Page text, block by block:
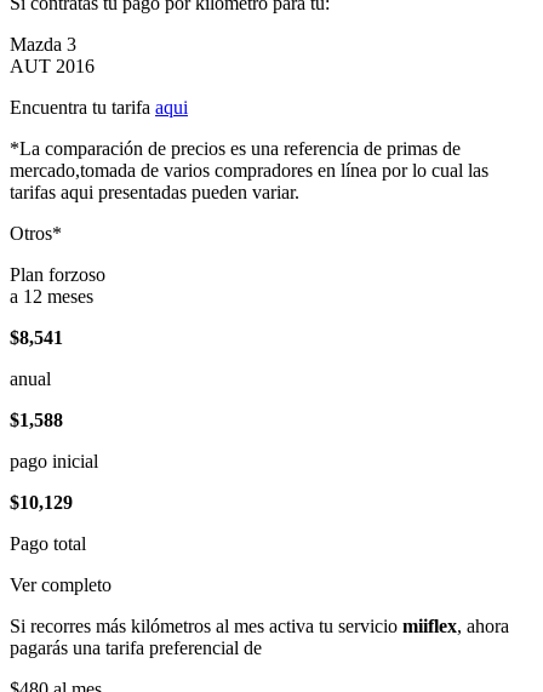
Mazda 3
AUT 2016
Encuentra tu tarifa aqui
*La comparación de precios es una referencia de primas de
mercado,tomada de varios compradores en línea por lo cual las
tarifas aqui presentadas pueden variar.
Otros*
Plan forzoso
a 12 meses
$8,541
anual
$1,588
pago inicial
$10,129
Pago total
Ver completo
Si recorres más kilómetros al mes activa tu servicio miiflex, ahora
pagarás una tarifa preferencial de